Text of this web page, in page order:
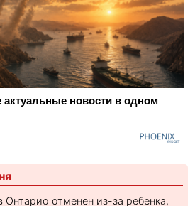
новости в одном
Онтарио отменен из-за ребенка,